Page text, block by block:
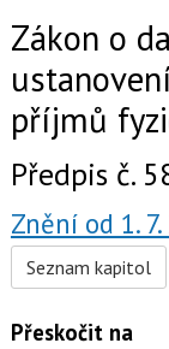
Zákon o
příjmů
Předpis č.
Znění od 1.
Seznam kapitol
Přeskočit na